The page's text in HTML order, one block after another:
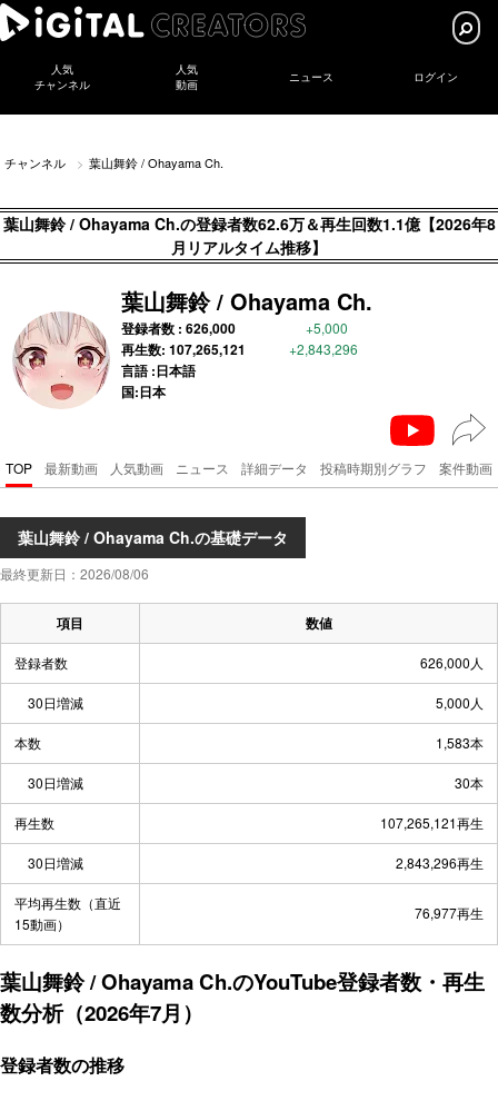
人気
チャンネル
人気
動画
ニュース ログイン
チャンネル 葉山舞鈴 / Ohayama Ch.
葉山舞鈴 / Ohayama Ch.の登録者数62.6万＆再生回数1.1億【2026年8
月リアルタイム推移】
葉山舞鈴 / Ohayama Ch.
登録者数 : 626,000 +5,000
再生数: 107,265,121 +2,843,296
言語 :日本語
国:日本
TOP 最新動画 人気動画 ニュース 詳細データ 投稿時期別グラフ 案件動画
葉山舞鈴 / Ohayama Ch.の基礎データ
最終更新日：2026/08/06
項目 数値
登録者数 626,000人
30日増減 5,000人
本数 1,583本
30日増減 30本
再生数 107,265,121再生
30日増減 2,843,296再生
平均再生数（直近
15動画）
76,977再生
葉山舞鈴 / Ohayama Ch.のYouTube登録者数・再生
数分析（2026年7月）
登録者数の推移